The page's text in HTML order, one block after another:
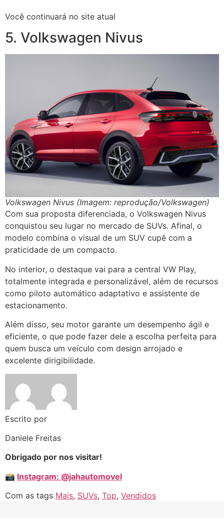
Você continuará no site atual
5. Volkswagen Nivus
Volkswagen Nivus (Imagem: reprodução/Volkswagen)
Com sua proposta diferenciada, o Volkswagen Nivus
conquistou seu lugar no mercado de SUVs. Afinal, o
modelo combina o visual de um SUV cupê com a
praticidade de um compacto.
No interior, o destaque vai para a central VW Play,
totalmente integrada e personalizável, além de recursos
como piloto automático adaptativo e assistente de
estacionamento.
Além disso, seu motor garante um desempenho ágil e
eficiente, o que pode fazer dele a escolha perfeita para
quem busca um veículo com design arrojado e
excelente dirigibilidade.
Escrito por
Daniele Freitas
Obrigado por nos visitar!
📸 Instagram: @jahautomovel
Com as tags Mais, SUVs, Top, Vendidos